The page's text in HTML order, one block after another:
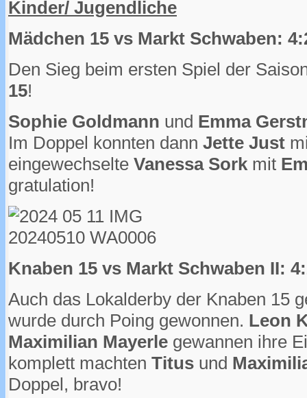
Kinder/ Jugendliche
Mädchen 15 vs Markt Schwaben:
Den Sieg beim ersten Spiel der
15!
Sophie Goldmann und Emma
Im Doppel konnten dann Jette Just
eingewechselte Vanessa Sork mit
gratulation!
Knaben 15 vs Markt Schwaben II:
Auch das Lokalderby der Knaben 15
wurde durch Poing gewonnen. Leon
Maximilian Mayerle gewannen ihre
komplett machten Titus und
Doppel, bravo!